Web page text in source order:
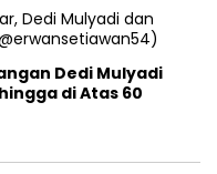
Dedi Mulyadi
di Atas 60